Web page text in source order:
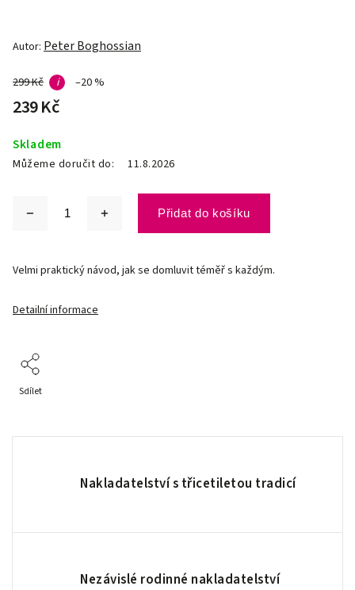
Autor: Peter Boghossian
299 Kč i –20 %
239 Kč
Skladem
Můžeme doručit do: 11.8.2026
Přidat do košíku
Velmi praktický návod, jak se domluvit téměř s každým.
Detailní informace
Sdílet
Nakladatelství s třicetiletou tradicí
Nezávislé rodinné nakladatelství